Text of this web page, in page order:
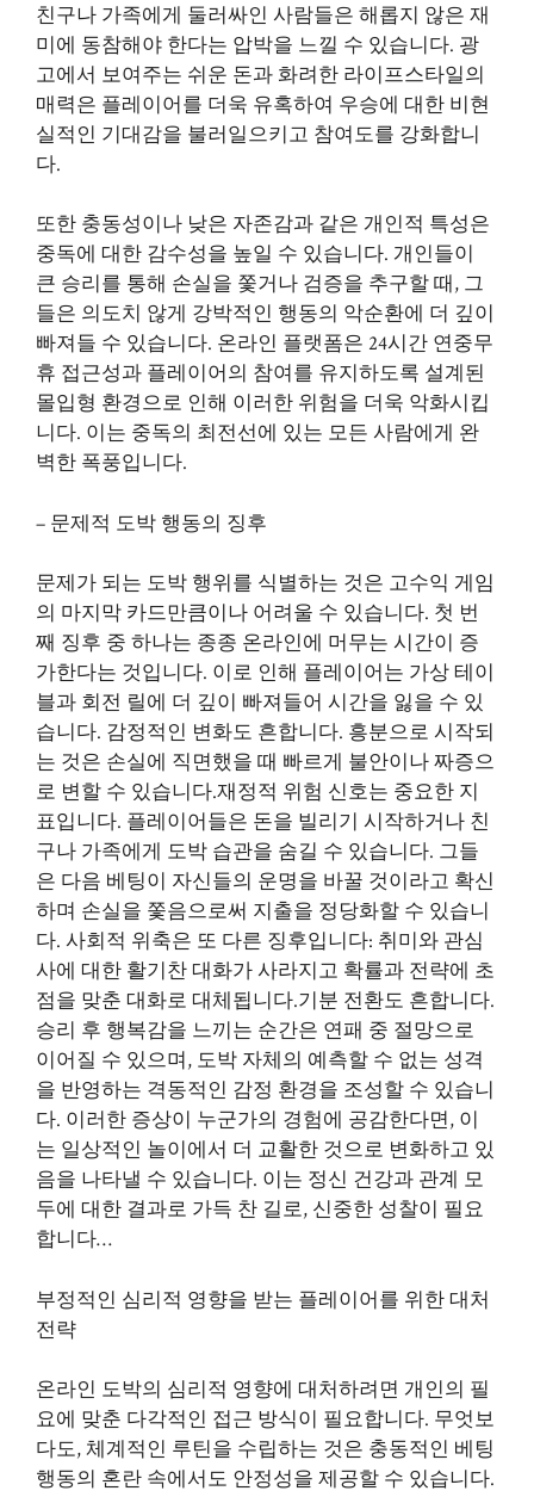
친구나 가족에게 둘러싸인 사람들은 해롭지 않은 재
미에 동참해야 한다는 압박을 느낄 수 있습니다. 광
고에서 보여주는 쉬운 돈과 화려한 라이프스타일의
매력은 플레이어를 더욱 유혹하여 우승에 대한 비현
실적인 기대감을 불러일으키고 참여도를 강화합니
다.
또한 충동성이나 낮은 자존감과 같은 개인적 특성은
중독에 대한 감수성을 높일 수 있습니다. 개인들이
큰 승리를 통해 손실을 쫓거나 검증을 추구할 때, 그
들은 의도치 않게 강박적인 행동의 악순환에 더 깊이
빠져들 수 있습니다. 온라인 플랫폼은 24시간 연중무
휴 접근성과 플레이어의 참여를 유지하도록 설계된
몰입형 환경으로 인해 이러한 위험을 더욱 악화시킵
니다. 이는 중독의 최전선에 있는 모든 사람에게 완
벽한 폭풍입니다.
– 문제적 도박 행동의 징후
문제가 되는 도박 행위를 식별하는 것은 고수익 게임
의 마지막 카드만큼이나 어려울 수 있습니다. 첫 번
째 징후 중 하나는 종종 온라인에 머무는 시간이 증
가한다는 것입니다. 이로 인해 플레이어는 가상 테이
블과 회전 릴에 더 깊이 빠져들어 시간을 잃을 수 있
습니다. 감정적인 변화도 흔합니다. 흥분으로 시작되
는 것은 손실에 직면했을 때 빠르게 불안이나 짜증으
로 변할 수 있습니다.재정적 위험 신호는 중요한 지
표입니다. 플레이어들은 돈을 빌리기 시작하거나 친
구나 가족에게 도박 습관을 숨길 수 있습니다. 그들
은 다음 베팅이 자신들의 운명을 바꿀 것이라고 확신
하며 손실을 쫓음으로써 지출을 정당화할 수 있습니
다. 사회적 위축은 또 다른 징후입니다: 취미와 관심
사에 대한 활기찬 대화가 사라지고 확률과 전략에 초
점을 맞춘 대화로 대체됩니다.기분 전환도 흔합니다.
승리 후 행복감을 느끼는 순간은 연패 중 절망으로
이어질 수 있으며, 도박 자체의 예측할 수 없는 성격
을 반영하는 격동적인 감정 환경을 조성할 수 있습니
다. 이러한 증상이 누군가의 경험에 공감한다면, 이
는 일상적인 놀이에서 더 교활한 것으로 변화하고 있
음을 나타낼 수 있습니다. 이는 정신 건강과 관계 모
두에 대한 결과로 가득 찬 길로, 신중한 성찰이 필요
합니다…
부정적인 심리적 영향을 받는 플레이어를 위한 대처
전략
온라인 도박의 심리적 영향에 대처하려면 개인의 필
요에 맞춘 다각적인 접근 방식이 필요합니다. 무엇보
다도, 체계적인 루틴을 수립하는 것은 충동적인 베팅
행동의 혼란 속에서도 안정성을 제공할 수 있습니다.